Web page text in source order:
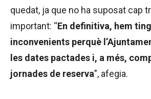
quedat, ja que no ha suposat cap
important: “En definitiva, hem
inconvenients perquè
les dates pactades i, a més,
jornades de reserva”, afegia.